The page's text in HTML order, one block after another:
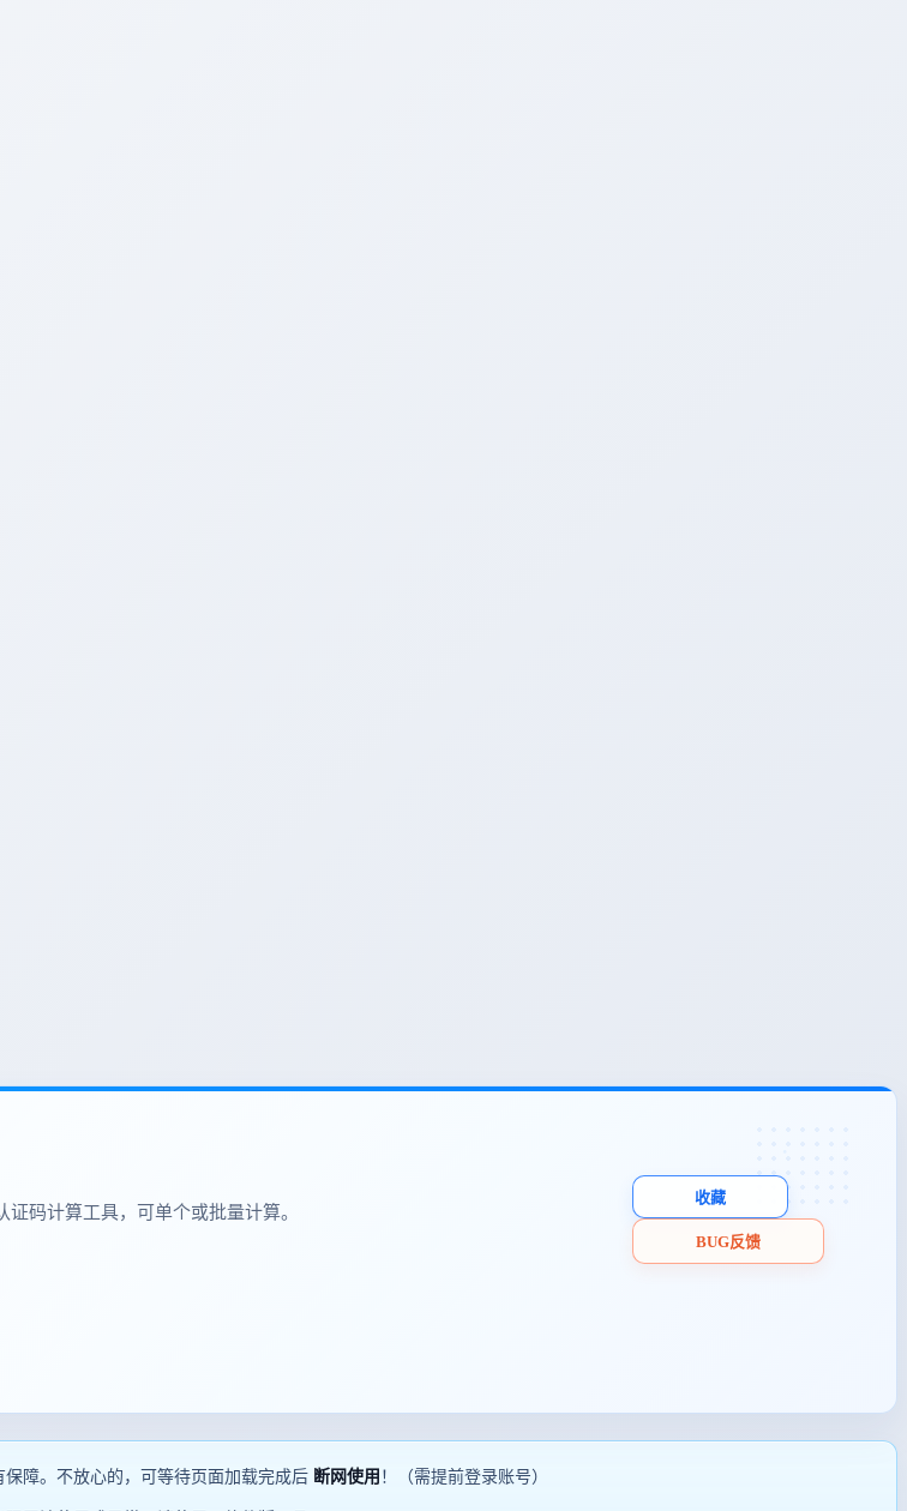
码计算工具，可单个或批量计算。
收藏
BUG反馈
保障。不放心的，可等待页面加载完成后 断网使用 ！（需提前登录账号）